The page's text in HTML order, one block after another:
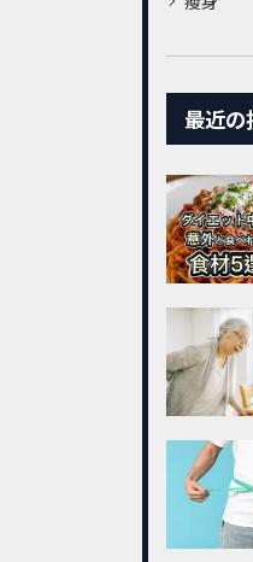
最近の